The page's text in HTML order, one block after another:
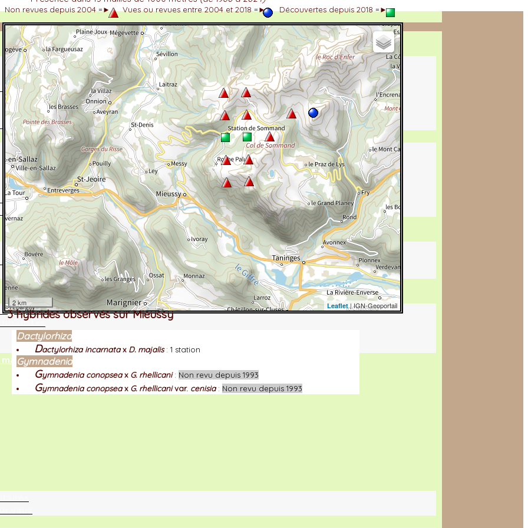
Alpes
cotations UICN)
?
maille
2 km Leaflet| IGN-Geoportail
3 hybrides observés sur Mieussy
Dactylorhiza
Dactylorhiza incarnatax D. majalis: 1 station
Gymnadenia
Gymnadenia conopseax G. rhellicani: Non revu depuis 1993
Gymnadenia conopseax G. rhellicanivar. cenisia: Non revu depuis 1993
Non revues depuis 2004 =► Vues ou revues entre 2004 et 2018 =► Découvertes depuis 2018 =►